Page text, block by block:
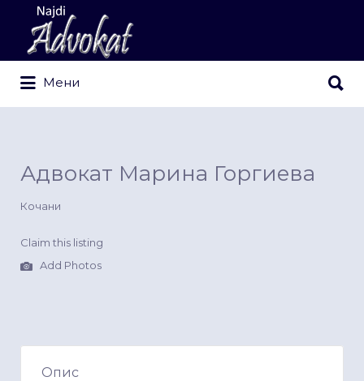
Search
for:
Мени
for:
Адвокат Марина Горгиева
Кочани
Claim this listing
Add Photos
Опис